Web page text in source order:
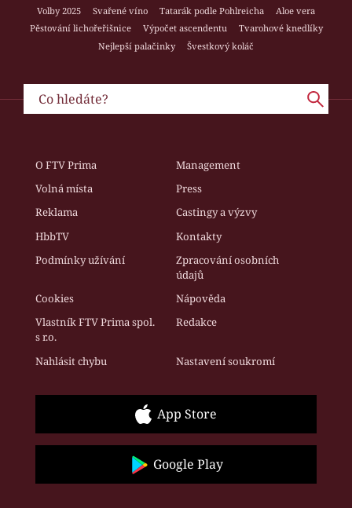
Volby 2025
Svařené víno Tatarák podle Pohlreicha
Aloe vera
Pěstování lichořeřišnice
Výpočet ascendentu
Tvarohové knedlíky
Nejlepší palačinky
Švestkový koláč
O FTV Prima
Management
Volná místa
Press
Reklama
Castingy a výzvy
HbbTV
Kontakty
Podmínky užívání
Zpracování osobních
údajů
Cookies
Nápověda
Vlastník FTV Prima spol.
s r.o.
Redakce
Nahlásit chybu Nastavení soukromí
App Store
Google Play